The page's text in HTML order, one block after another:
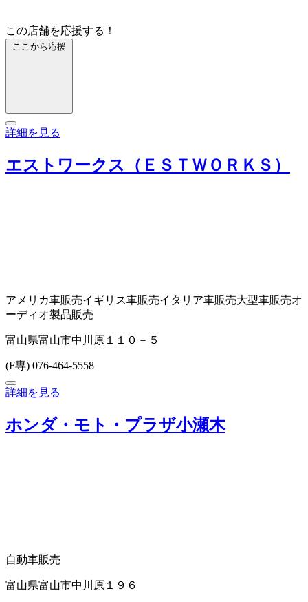
この店舗を応援する！
ここから応援
詳細を見る
エストワークス（ＥＳＴＷＯＲＫＳ）
アメリカ車販売イギリス車販売イタリア車販売大型車販売オ
ーディオ製品販売
富山県富山市中川原１１０－５
(F専) 076-464-5558
詳細を見る
ホンダ・モト・プラザ小瀬木
自動車販売
富山県富山市中川原１９６